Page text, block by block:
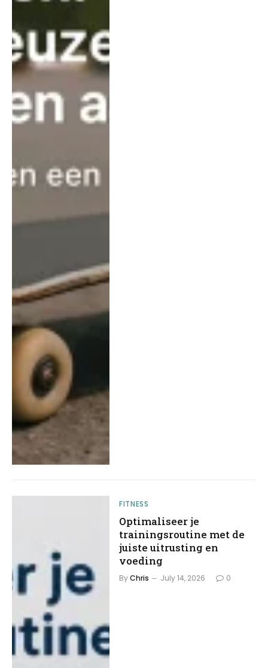
FITNESS
Optimaliseer je
trainingsroutine met de
juiste uitrusting en
voeding
ByChris July 14, 2026 0